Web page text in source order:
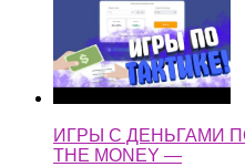
ИГРЫ С ДЕНЬГАМИ
THE MONEY —